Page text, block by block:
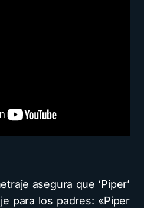
asegura que ‘Piper’
para los padres: «Piper